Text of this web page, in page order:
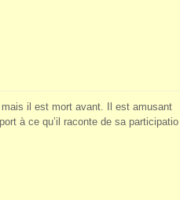
il est mort avant. Il est amusant
à ce qu’il raconte de sa participatio